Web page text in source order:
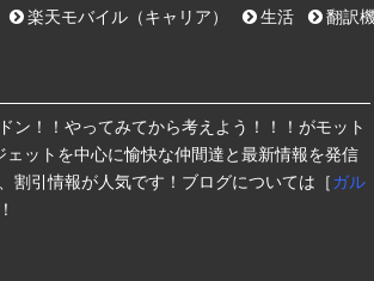
楽天モバイル（キャリア） 生活 翻訳
ン！！やってみてから考えよう！！！がモット
ェットを中心に愉快な仲間達と最新情報を発信
割引情報が人気です！ブログについては［ガル